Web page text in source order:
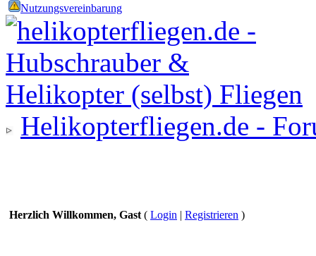
Nutzungsvereinbarung
Helikopterfliegen.de -
Herzlich Willkommen, Gast ( Login | Registrieren )